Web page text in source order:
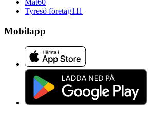
Tyresö företag111
Mobilapp